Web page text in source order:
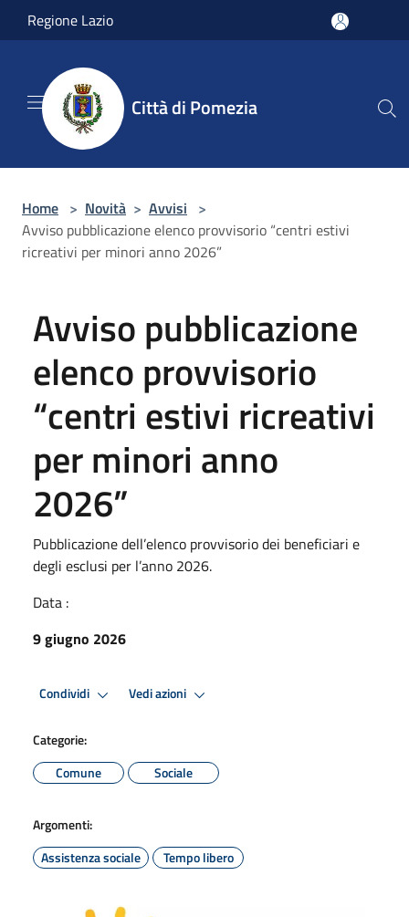
Salta al contenuto principale
Regione Lazio
Città di Pomezia
Home > Novità > Avvisi >
Avviso pubblicazione elenco provvisorio “centri estivi
ricreativi per minori anno 2026”
Avviso pubblicazione
elenco provvisorio
“centri estivi ricreativi
per minori anno
2026”
Pubblicazione dell’elenco provvisorio dei beneficiari e
degli esclusi per l’anno 2026.
Data :
9 giugno 2026
Condividi Vedi azioni
Categorie:
Comune
Sociale
Argomenti:
Assistenza sociale
Tempo libero